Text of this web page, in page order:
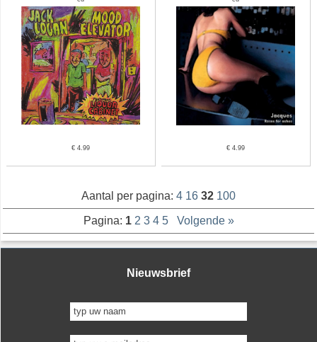
€ 4.99 € 4.99
Aantal per pagina: 4 16 32 100
Pagina: 1 2 3 4 5 Volgende »
Nieuwsbrief